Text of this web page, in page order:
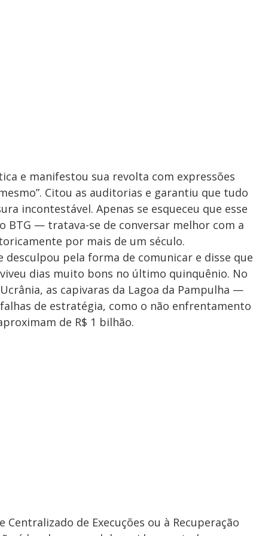
e manifestou sua revolta com expressões
Citou as auditorias e garantiu que tudo
incontestável. Apenas se esqueceu que esse
BTG — tratava-se de conversar melhor com a
por mais de um século.
pela forma de comunicar e disse que
dias muito bons no último quinquênio. No
as capivaras da Lagoa da Pampulha —
de estratégia, como o não enfrentamento
de R$ 1 bilhão.
de Execuções ou à Recuperação